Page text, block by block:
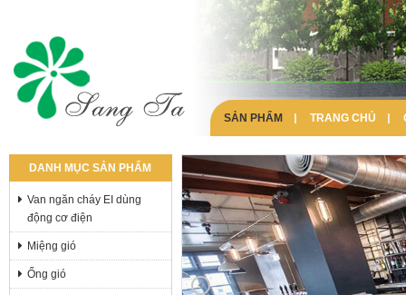
SẢN PHẨM TRANG CHỦ
DANH MỤC SẢN PHẨM
Van ngăn cháy EI dùng
động cơ điện
Miệng gió
Ống gió